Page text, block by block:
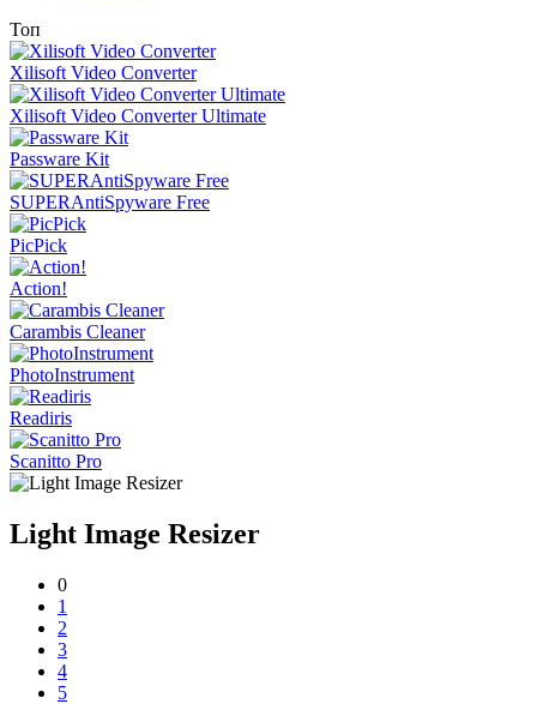
Топ
Xilisoft Video Converter
Xilisoft Video Converter Ultimate
Passware Kit
SUPERAntiSpyware Free
PicPick
Action!
Carambis Cleaner
PhotoInstrument
Readiris
Scanitto Pro
Light Image Resizer
0
1
2
3
4
5